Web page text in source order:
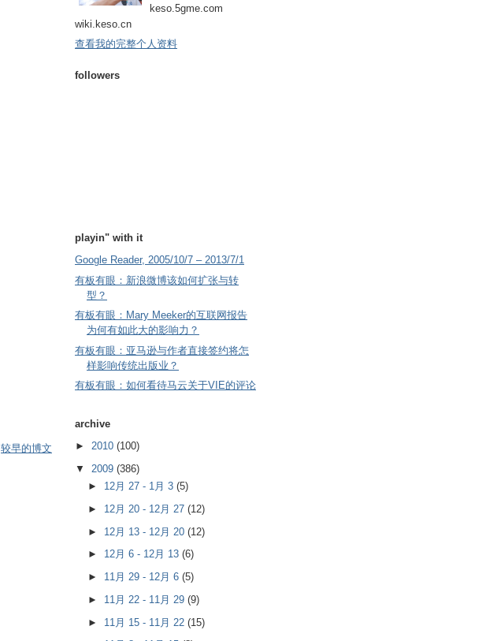
较早的博文
keso.5gme.com
wiki.keso.cn
查看我的完整个人资料
followers
playin" with it
Google Reader, 2005/10/7 – 2013/7/1
有板有眼：新浪微博该如何扩张与转
型？
有板有眼：Mary Meeker的互联网报告
为何有如此大的影响力？
有板有眼：亚马逊与作者直接签约将怎
样影响传统出版业？
有板有眼：如何看待马云关于VIE的评论
archive
► 2010 (100)
▼ 2009 (386)
► 12月 27 - 1月 3 (5)
► 12月 20 - 12月 27 (12)
► 12月 13 - 12月 20 (12)
► 12月 6 - 12月 13 (6)
► 11月 29 - 12月 6 (5)
► 11月 22 - 11月 29 (9)
► 11月 15 - 11月 22 (15)